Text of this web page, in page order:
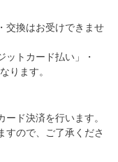
交換はお受けできませ
ットカード払い」・
ります。
ード決済を行います。
ので、ご了承くださ